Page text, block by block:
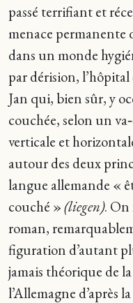
passé terrifiant et
menace permanente
dans un monde
par dérision,
Jan qui, bien sûr, y
couchée, selon un
verticale et
autour des deux
langue allemande «
couché »(liegen). On
roman,
figuration d’autant
jamais théorique de
l’Allemagne d’après